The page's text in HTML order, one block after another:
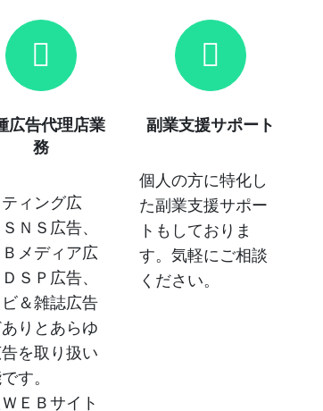
広告代理店業
務
ティング広
ＮＳ広告、
メディア広
ＳＰ広告、
＆雑誌広告
りとあらゆ
を取り扱い
す。
ＥＢサイト
副業支援サポート
個人の方に特化し
た副業支援サポー
トもしておりま
す。気軽にご相談
ください。